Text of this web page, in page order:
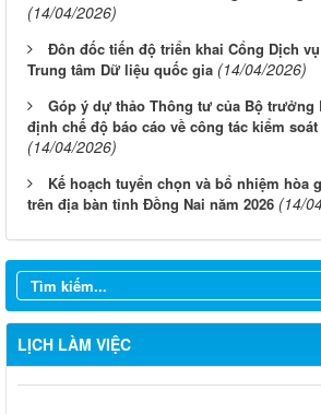
(14/04/2026)
Đôn đốc tiến độ triển khai Cổng Dịch
Trung tâm Dữ liệu quốc gia (14/04/2026)
Góp ý dự thảo Thông tư của Bộ trưởng
định chế độ báo cáo về công tác kiểm
(14/04/2026)
Kế hoạch tuyển chọn và bổ nhiệm hòa
trên địa bàn tỉnh Đồng Nai năm 2026 (14/
LỊCH LÀM VIỆC
Từ ngày 03/8/2026 đến ngày 09/8/2026